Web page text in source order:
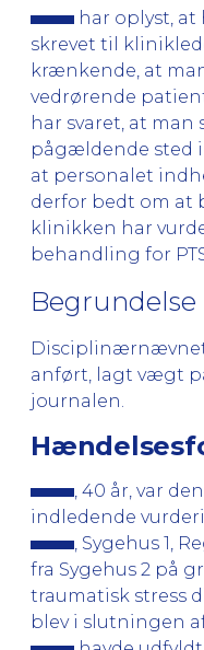
har oplyst,
skrevet til
krænkende, at
vedrørende
har svaret, at
pågældende sted
at personalet
derfor bedt om at
klinikken har
behandling for
Begrundelse
anført, lagt vægt
journalen.
, 40 år, var
indledende
, Sygehus 1,
fra Sygehus 2 på
traumatisk stress
blev i slutningen